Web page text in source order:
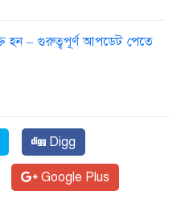
হন – গুরুত্বপূর্ণ আপডেট পেতে
Digg
Google Plus